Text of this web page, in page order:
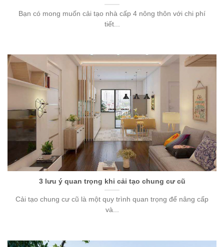
Bạn có mong muốn cải tạo nhà cấp 4 nông thôn với chi phí
tiết...
3 lưu ý quan trọng khi cải tạo chung cư cũ
Cải tạo chung cư cũ là một quy trình quan trọng để nâng cấp
và...